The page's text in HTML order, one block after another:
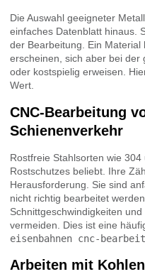
Die Auswahl geeigneter
einfaches Datenblatt hinaus.
der Bearbeitung. Ein
erscheinen, sich aber bei der
oder kostspielig erweisen.
Wert.
CNC-Bearbeitung
Schienenverkehr
Rostfreie Stahlsorten wie
Rostschutzes beliebt. Ihre
Herausforderung. Sie sind
nicht richtig bearbeitet
Schnittgeschwindigkeiten
vermeiden. Dies ist eine
eisenbahnen cnc-
Arbeiten mit